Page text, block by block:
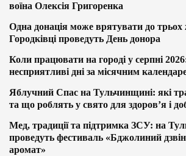
воїна Олексія Григоренка
Одна донація може врятувати до трьох
Городківці проведуть День донора
Коли працювати на городі у серпні
несприятливі дні за місячним
Яблучний Спас на Тульчинщині: які
та що роблять у свято для здоров’я і
Мед, традиції та підтримка ЗСУ: на
проведуть фестиваль «Бджолиний
аромат»